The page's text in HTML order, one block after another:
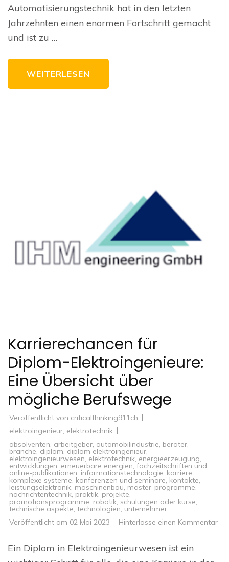
Fokus
Automatisierungstechnik hat in den letzten
Jahrzehnten einen enormen Fortschritt gemacht
und ist zu …
WEITERLESEN
Karrierechancen für
Diplom-Elektroingenieure:
Eine Übersicht über
mögliche Berufswege
Veröffentlicht von criticalthinking911ch
elektroingenieur, elektrotechnik
absolventen, arbeitgeber, automobilindustrie, berater,
branche, diplom, diplom elektroingenieur,
elektroingenieurwesen, elektrotechnik, energieerzeugung,
entwicklungen, erneuerbare energien, fachzeitschriften und
online-publikationen, informationstechnologie, karriere,
komplexe systeme, konferenzen und seminare, kontakte,
leistungselektronik, maschinenbau, master-programme,
nachrichtentechnik, praktik, projekte,
promotionsprogramme, robotik, schulungen oder kurse,
technische aspekte, technologien, unternehmer
Veröffentlicht am 02 Mai 2023 Hinterlasse einen Kommentarzu
Ein Diplom in Elektroingenieurwesen ist ein